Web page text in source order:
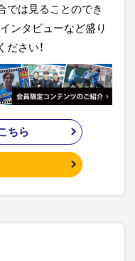
では見ることのでき
ンタビューなど盛り
さい！
ちら